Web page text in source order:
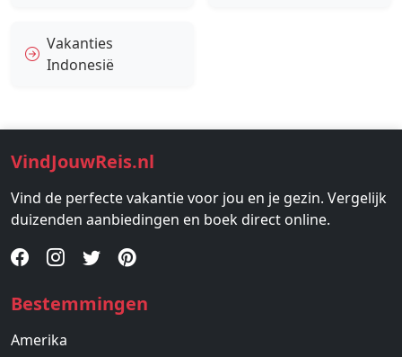
Vakanties
Indonesië
VindJouwReis.nl
Vind de perfecte vakantie voor jou en je gezin. Vergelijk
duizenden aanbiedingen en boek direct online.
Bestemmingen
Amerika